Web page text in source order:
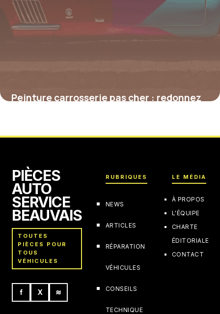
Peinture carrosserie pas cher : redonnez
PIÈCES
AUTO
SERVICE
BEAUVAIS
TOUTES
PIÈCES POUR
TOUS
VÉHICULES
f X ≋
RUBRIQUES
NEWS
ARTICLES
RÉPARATION
VÉHICULES
CONSEILS
TECHNIQUE
LE MÉDIA
À PROPOS
L'ÉQUIPE
CHARTE
ÉDITORIALE
CONTACT